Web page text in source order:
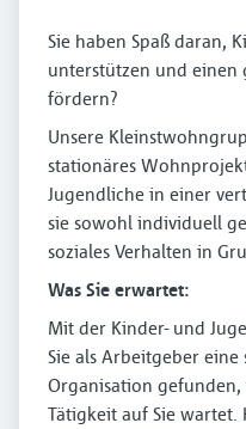
Sie haben Spaß daran,
unterstützen und
fördern?
Unsere
stationäres
Jugendliche in einer
sie sowohl individuell
soziales Verhalten in
Was Sie erwartet:
Mit der Kinder- und
Sie als Arbeitgeber eine
Organisation
Tätigkeit auf Sie wartet.